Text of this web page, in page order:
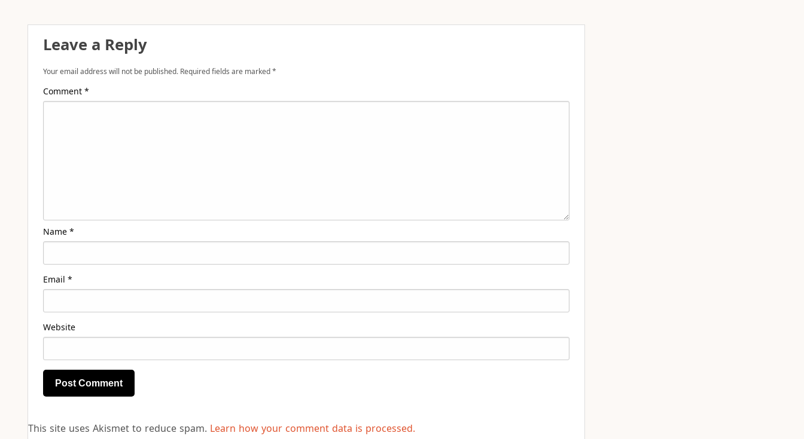
Leave a Reply
Your email address will not be published. Required fields are marked*
Comment *
Name *
Email *
Website
This site uses Akismet to reduce spam. Learn how your comment data is processed.